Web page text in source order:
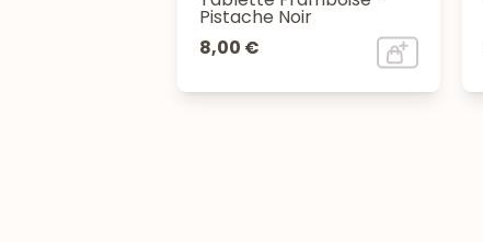
Pistache Noir
8,00 €